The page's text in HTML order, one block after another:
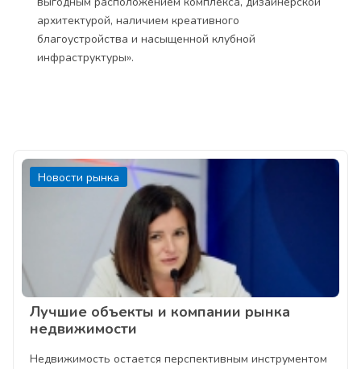
архитектурой, наличием креативного
благоустройства и насыщенной клубной
инфраструктуры».
Новости рынка
Лучшие объекты и компании рынка
недвижимости
Недвижимость остается перспективным инструментом